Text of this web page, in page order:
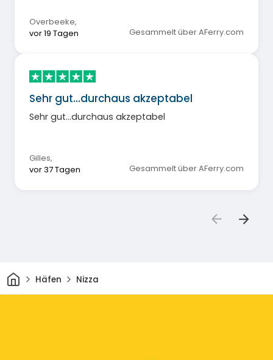
Overbeeke,
vor 19 Tagen
Gesammelt über AFerry.com
Sehr gut...durchaus akzeptabel
Sehr gut...durchaus akzeptabel
Gilles,
vor 37 Tagen
Gesammelt über AFerry.com
HeimHäfen Nizza